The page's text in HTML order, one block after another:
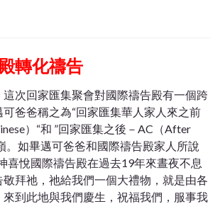
轉化禱告
這次回家匯集聚會對國際禱告殿有一個跨
爸爸稱之為“回家匯集華人家人來之前
）“和 ”回家匯集之後－AC（After
。如畢邁可爸爸和國際禱告殿家人所說
喜悅國際禱告殿在過去19年來晝夜不息
拜祂，祂給我們一個大禮物，就是由各
到此地與我們慶生，祝福我們，服事我